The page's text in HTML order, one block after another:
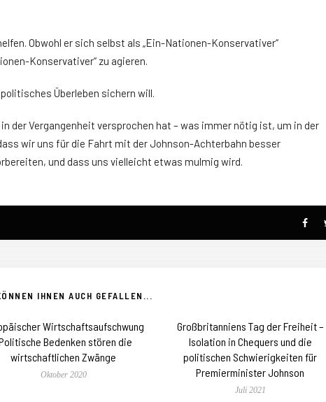
Obwohl er sich selbst als „Ein-Nationen-Konservativer“
Konservativer“ zu agieren.
Überleben sichern will.
der Vergangenheit versprochen hat – was immer nötig ist, um in der
wir uns für die Fahrt mit der Johnson-Achterbahn besser
und dass uns vielleicht etwas mulmig wird.
IHNEN AUCH GEFALLEN...
Wirtschaftsaufschwung
Bedenken stören die
wirtschaftlichen Zwänge
Oktober 2020
Großbritanniens Tag der Freiheit –
Isolation in Chequers und die
politischen Schwierigkeiten für
Premierminister Johnson
Juli 2021